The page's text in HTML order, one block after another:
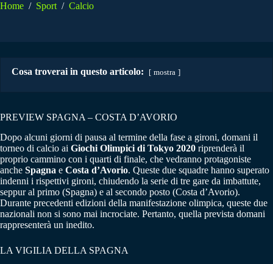
Home / Sport / Calcio
Cosa troverai in questo articolo: mostra
PREVIEW SPAGNA – COSTA D’AVORIO
Dopo alcuni giorni di pausa al termine della fase a gironi, domani il
torneo di calcio ai Giochi Olimpici di Tokyo 2020 riprenderà il
proprio cammino con i quarti di finale, che vedranno protagoniste
anche Spagna e Costa d’Avorio. Queste due squadre hanno superato
indenni i rispettivi gironi, chiudendo la serie di tre gare da imbattute,
seppur al primo (Spagna) e al secondo posto (Costa d’Avorio).
Durante precedenti edizioni della manifestazione olimpica, queste due
nazionali non si sono mai incrociate. Pertanto, quella prevista domani
rappresenterà un inedito.
LA VIGILIA DELLA SPAGNA